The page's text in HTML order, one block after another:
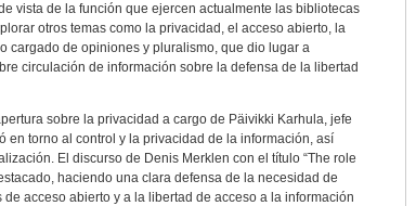
vista de la función que ejercen actualmente las bibliotecas
otros temas como la privacidad, el acceso abierto, la
cargado de opiniones y pluralismo, que dio lugar a
circulación de información sobre la defensa de la libertad
sobre la privacidad a cargo de Päivikki Karhula, jefe
torno al control y la privacidad de la información, así
El discurso de Denis Merklen con el título “The role
haciendo una clara defensa de la necesidad de
acceso abierto y a la libertad de acceso a la información